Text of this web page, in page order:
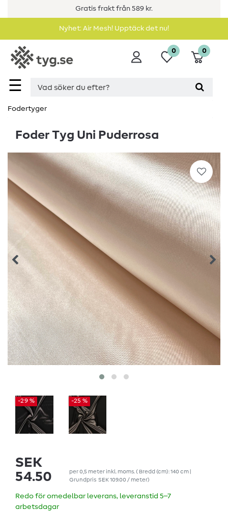
Gratis frakt från 589 kr.
Nyhet: Air Mesh! Upptäck det nu!
☰
0 0
Fodertyger
Foder Tyg Uni Puderrosa
-29 % -25 %
SEK
54.50
per0,5 meterinkl. moms. ( Bredd (cm): 140 cm |
GrundprisSEK 109.00 / meter)
Redo för omedelbar leverans, leveranstid 5–7
arbetsdagar